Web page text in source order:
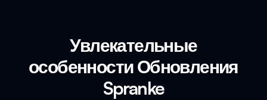
Увлекательные
особенности Обновления
Spranke